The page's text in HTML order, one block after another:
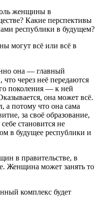
женщины в
Какие перспективы
республики в будущем?
могут всё или всё в
она — главный
что через неё передаются
поколения — к ней
она может всё.
а потому что она сама
за своё образование,
становится не
в будущее республики и
в правительстве, в
Женщина может занять то
комплекс будет